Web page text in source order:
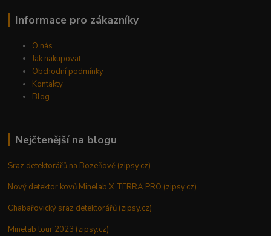
Informace pro zákazníky
O nás
Jak nakupovat
Obchodní podmínky
Kontakty
Blog
Nejčtenější na blogu
Sraz detektorářů na Bozeňově (zipsy.cz)
Nový detektor kovů Minelab X TERRA PRO (zipsy.cz)
Chabařovický sraz detektorářů (zipsy.cz)
Minelab tour 2023 (zipsy.cz)